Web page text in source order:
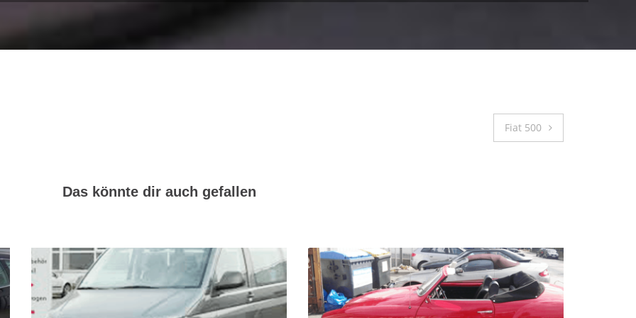
Fiat 500
Das könnte dir auch gefallen